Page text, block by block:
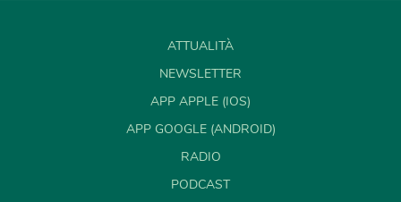
ATTUALITÀ
NEWSLETTER
APP APPLE (IOS)
APP GOOGLE (ANDROID)
RADIO
PODCAST